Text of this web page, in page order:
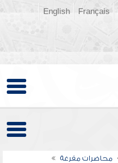
Français
English
محاضرات مفرغة